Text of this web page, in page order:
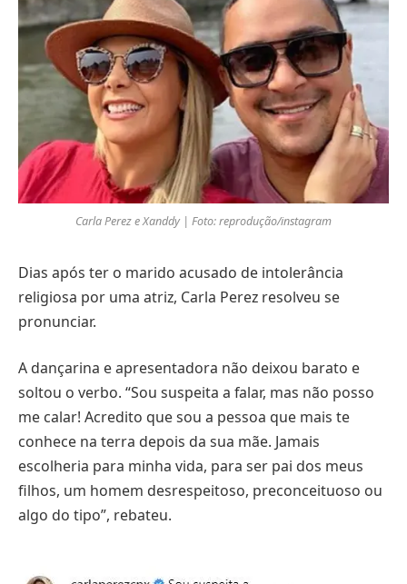
Carla Perez e Xanddy | Foto: reprodução/instagram
Dias após ter o marido acusado de intolerância
religiosa por uma atriz, Carla Perez resolveu se
pronunciar.
A dançarina e apresentadora não deixou barato e
soltou o verbo. “Sou suspeita a falar, mas não posso
me calar! Acredito que sou a pessoa que mais te
conhece na terra depois da sua mãe. Jamais
escolheria para minha vida, para ser pai dos meus
filhos, um homem desrespeitoso, preconceituoso ou
algo do tipo”, rebateu.